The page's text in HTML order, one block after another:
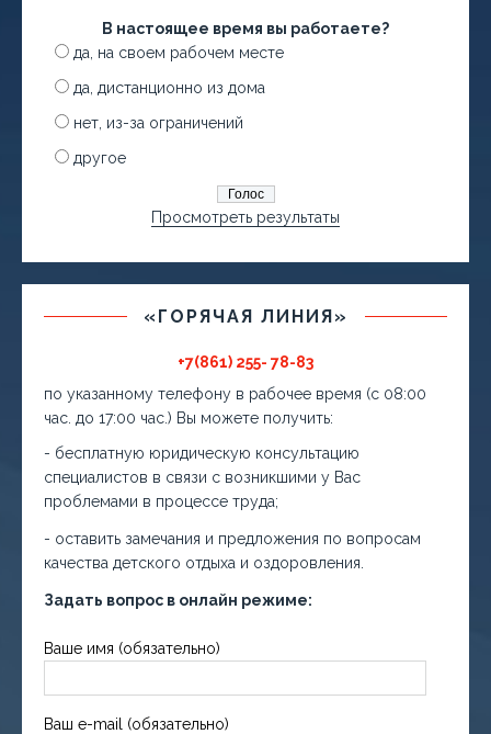
В настоящее время вы работаете?
да, на своем рабочем месте
да, дистанционно из дома
нет, из-за ограничений
другое
Просмотреть результаты
«ГОРЯЧАЯ ЛИНИЯ»
+7(861) 255- 78-83
по указанному телефону в рабочее время (с 08:00
час. до 17:00 час.) Вы можете получить:
- бесплатную юридическую консультацию
специалистов в связи с возникшими у Вас
проблемами в процессе труда;
- оставить замечания и предложения по вопросам
качества детского отдыха и оздоровления.
Задать вопрос в онлайн режиме:
Ваше имя (обязательно)
Ваш e-mail (обязательно)